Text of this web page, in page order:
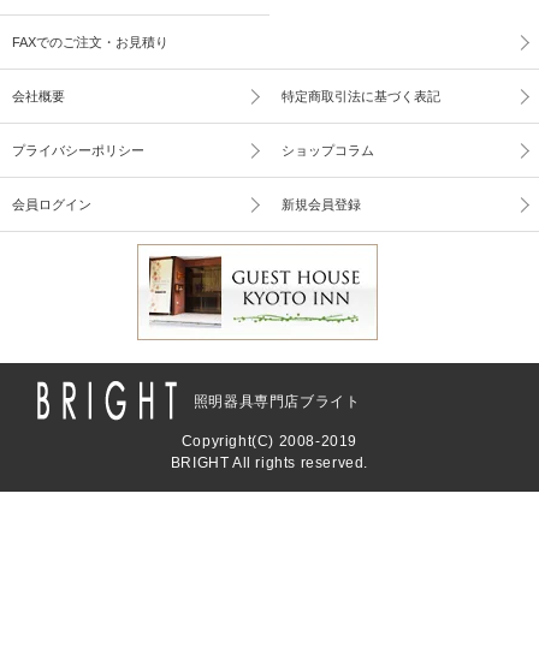
FAXでのご注文・お見積り
会社概要 特定商取引法に基づく表記
プライバシーポリシー ショップコラム
会員ログイン 新規会員登録
照明器具専門店ブライト
Copyright(C) 2008-2019
BRIGHT All rights reserved.